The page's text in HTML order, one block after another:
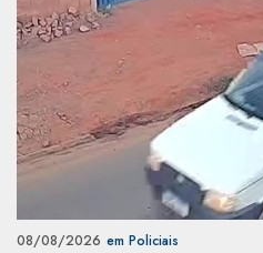
08/08/2026 em Policiais